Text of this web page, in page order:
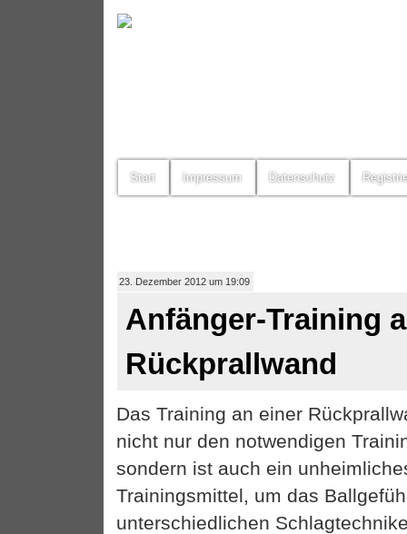
Start Impressum Datenschutz
23. Dezember 2012 um 19:09
Anfänger-Training
Rückprallwand
Das Training an einer
nicht nur den notwendigen
sondern ist auch ein
Trainingsmittel, um das
unterschiedlichen